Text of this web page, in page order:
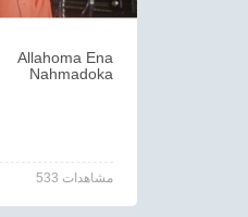
Allahoma Ena
Nahmadoka
533 مشاهدات